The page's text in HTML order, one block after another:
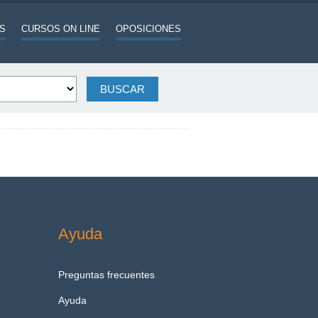
CURSOS ON LINE OPOSICIONES
Ayuda
Preguntas frecuentes
Ayuda